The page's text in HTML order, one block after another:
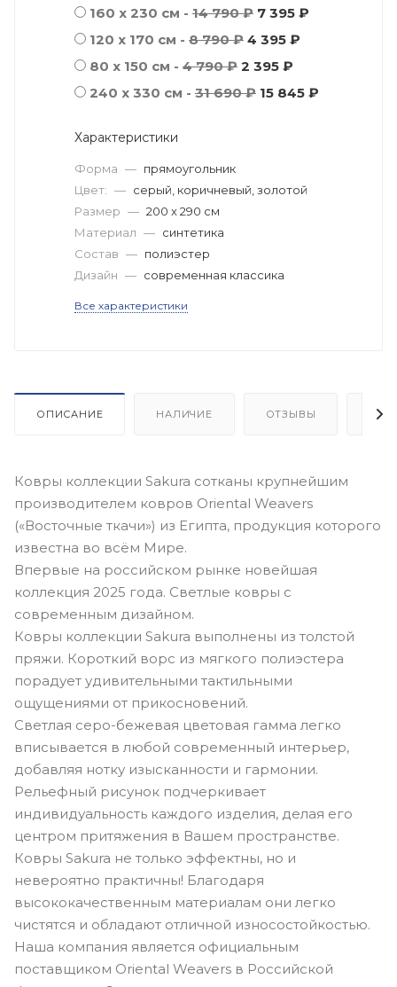
160 x 230 см - 14 790 ₽ 7 395 ₽
120 x 170 см - 8 790 ₽ 4 395 ₽
80 x 150 см - 4 790 ₽ 2 395 ₽
240 x 330 см - 31 690 ₽ 15 845 ₽
Характеристики
Форма — прямоугольник
Цвет: — серый, коричневый, золотой
Размер — 200 x 290 см
Материал — синтетика
Состав — полиэстер
Дизайн — современная классика
Все характеристики
ОПИСАНИЕ НАЛИЧИЕ ОТЗЫВЫ
Ковры коллекции Sakura сотканы крупнейшим
производителем ковров Oriental Weavers
(«Восточные ткачи») из Египта, продукция которого
известна во всём Мире.
Впервые на российском рынке новейшая
коллекция 2025 года. Светлые ковры с
современным дизайном.
Ковры коллекции Sakura выполнены из толстой
пряжи. Короткий ворс из мягкого полиэстера
порадует удивительными тактильными
ощущениями от прикосновений.
Светлая серо-бежевая цветовая гамма легко
вписывается в любой современный интерьер,
добавляя нотку изысканности и гармонии.
Рельефный рисунок подчеркивает
индивидуальность каждого изделия, делая его
центром притяжения в Вашем пространстве.
Ковры Sakura не только эффектны, но и
невероятно практичны! Благодаря
высококачественным материалам они легко
чистятся и обладают отличной износостойкостью.
Наша компания является официальным
поставщиком Oriental Weavers в Российской